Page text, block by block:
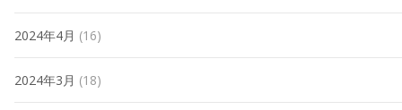
2024年4月 (16)
2024年3月 (18)